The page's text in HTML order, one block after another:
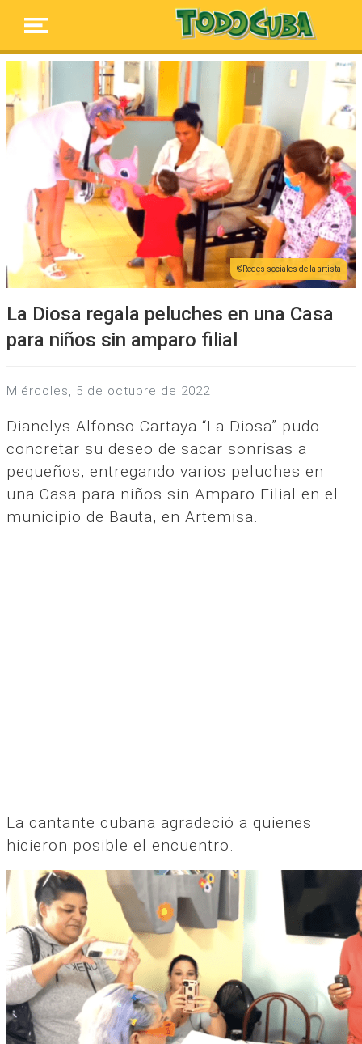
Redes sociales de la artista
La Diosa regala peluches en una Casa
para niños sin amparo filial
miércoles, 5 de octubre de 2022
Dianelys Alfonso Cartaya “La Diosa” pudo
concretar su deseo de sacar sonrisas a
pequeños, entregando varios peluches en
una Casa para niños sin Amparo Filial en el
municipio de Bauta, en Artemisa.
La cantante cubana agradeció a quienes
hicieron posible el encuentro.